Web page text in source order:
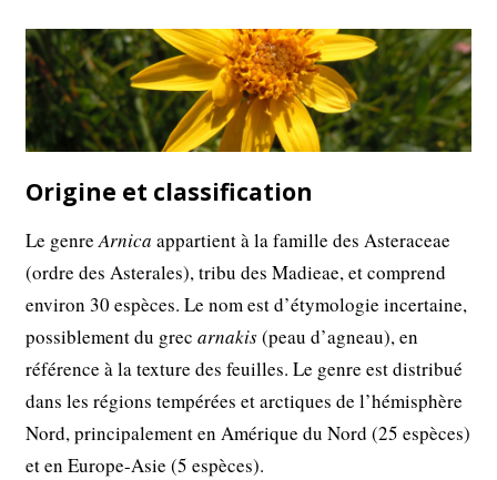
Origine et classification
Le genreArnica appartient à la famille des Asteraceae
(ordre des Asterales), tribu des Madieae, et comprend
environ 30 espèces. Le nom est d’étymologie incertaine,
possiblement du grecarnakis(peau d’agneau), en
référence à la texture des feuilles. Le genre est distribué
dans les régions tempérées et arctiques de l’hémisphère
Nord, principalement en Amérique du Nord (25 espèces)
et en Europe-Asie (5 espèces).